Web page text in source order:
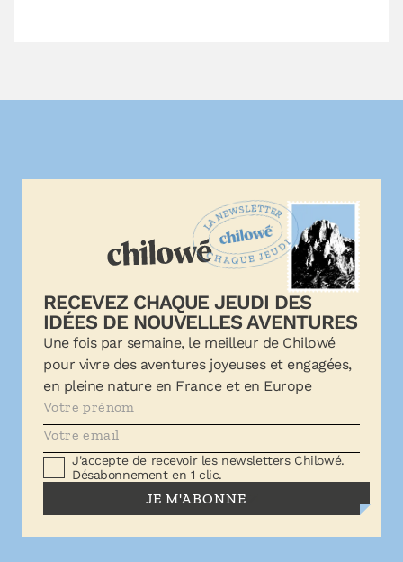
RECEVEZ CHAQUE JEUDI DES
IDÉES DE NOUVELLES AVENTURES
Une fois par semaine, le meilleur de Chilowé
pour vivre des aventures joyeuses et engagées,
en pleine nature en France et en Europe
J'accepte de recevoir les newsletters Chilowé.
Désabonnement en 1 clic.
JE M'ABONNE